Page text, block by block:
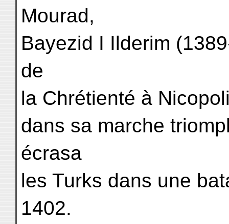
Mourad,
Bayezid I Ilderim
de
la Chrétienté à
dans sa marche
écrasa
les Turks dans une
1402.